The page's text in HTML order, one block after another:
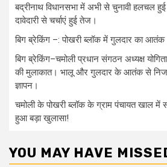
बद्रीनाथ विधानसभा में अभी से चुनावी हलचल
दावेदारी से चर्चाएं हुई तेज।
बिग ब्रेकिंग –: पोखरी ब्लॉक में गुलदार का
बिग ब्रेकिंग–चमोली प्रधान संगठन अध्यक्ष
की मुलाकात। भालू और गुलदार के आतंक से
ज्ञापन।
चमोली के पोखरी ब्लॉक के ग्राम पंचायत खाल में
हुआ बड़ा खुलासा!
YOU MAY HAVE